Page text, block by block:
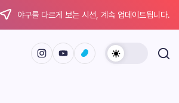
야구를 다르게 보는 시선, 계속 업데이트됩니다.